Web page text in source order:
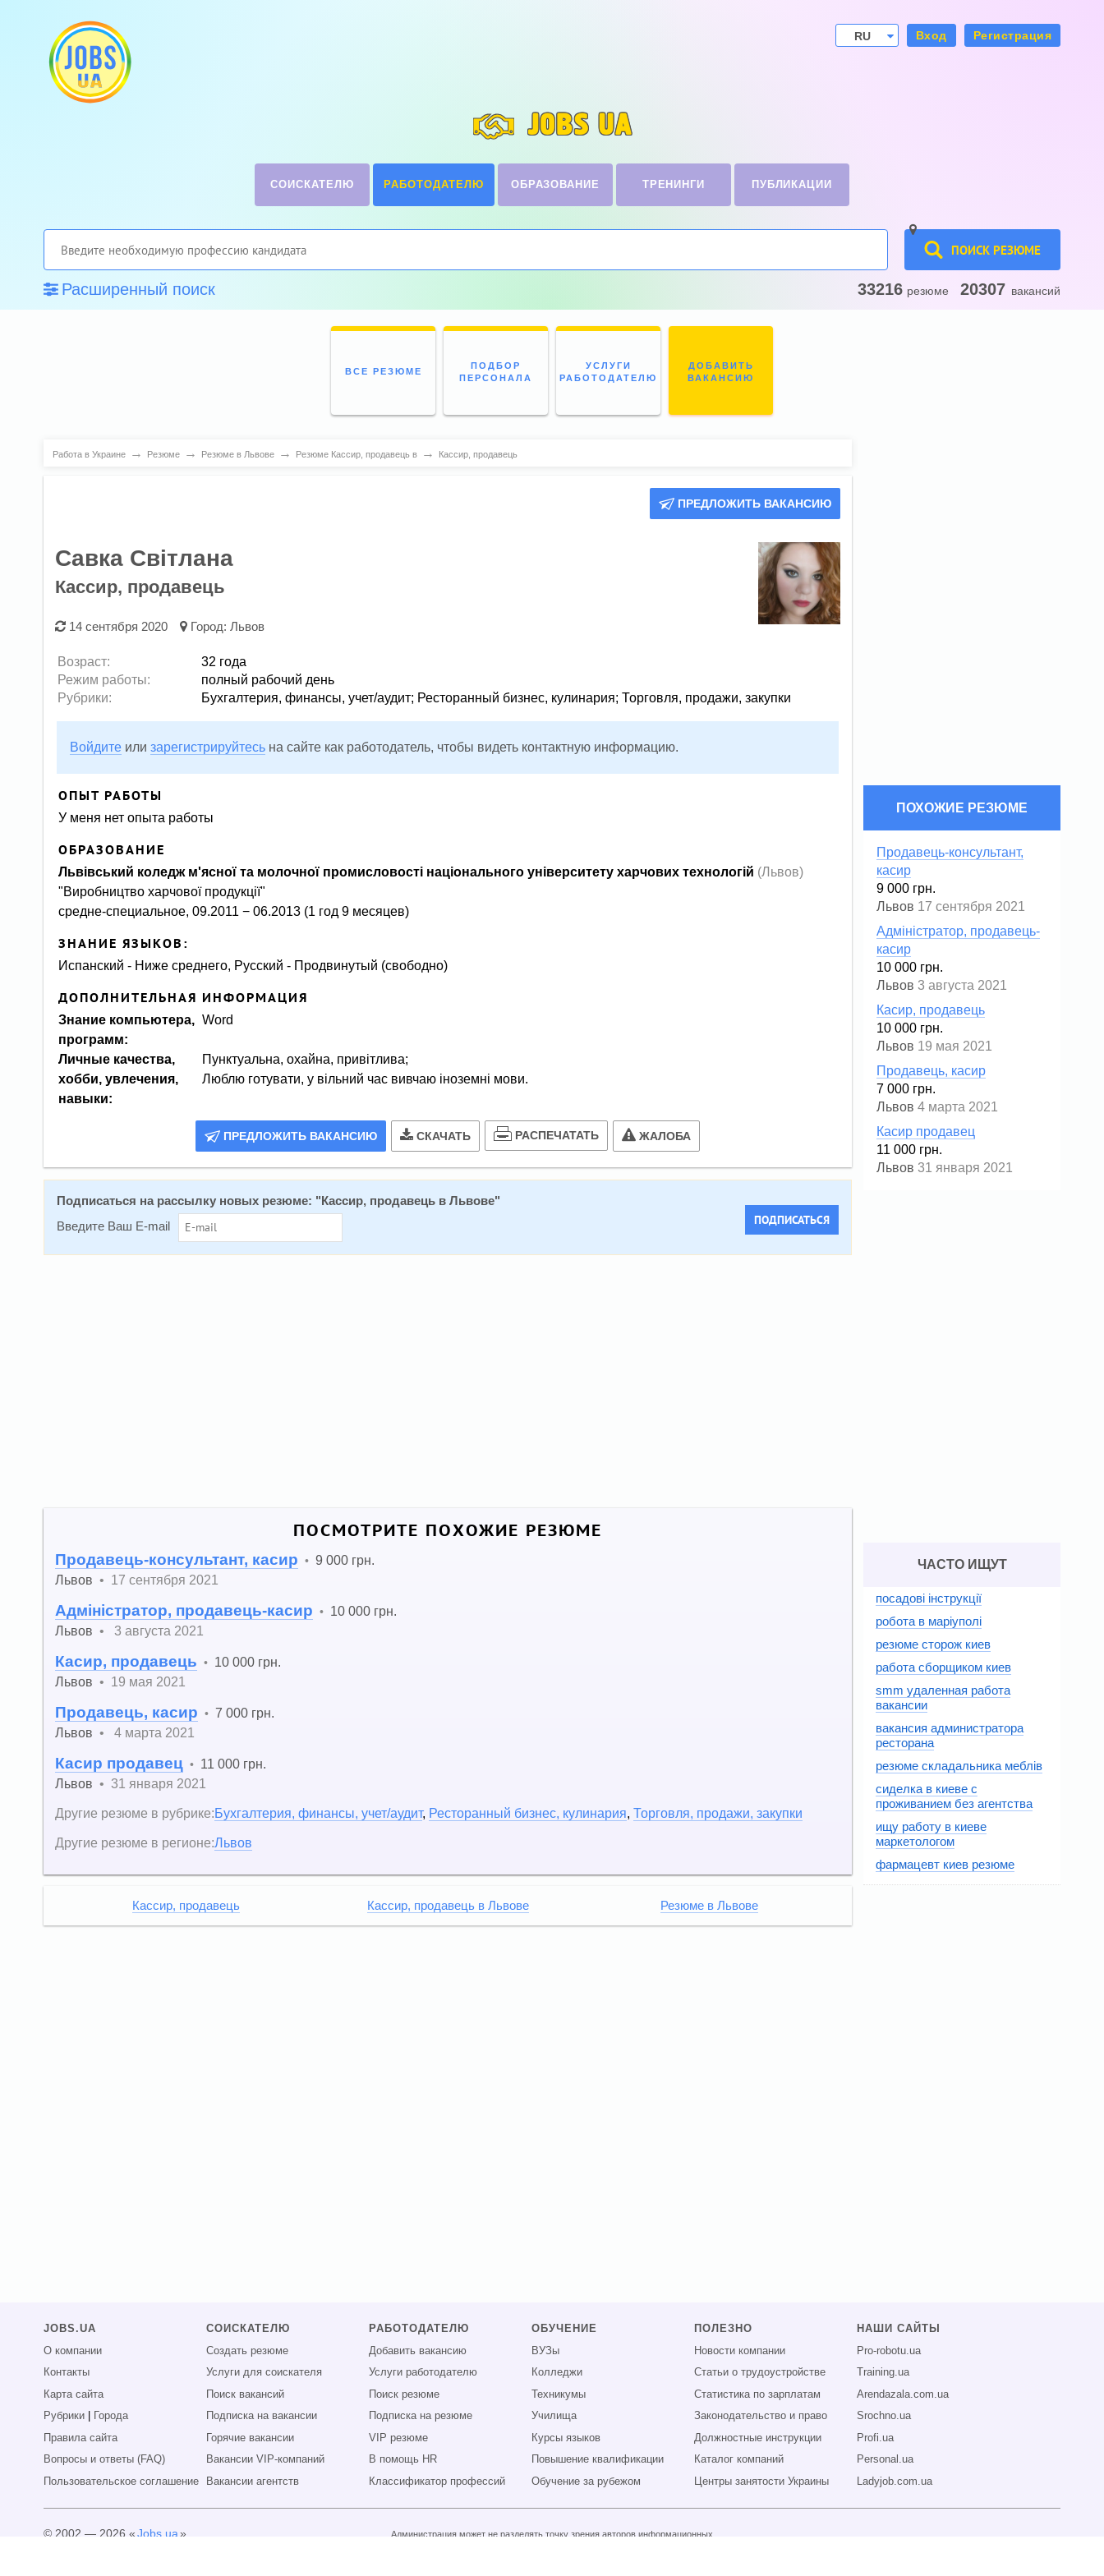
RU
Вход Регистрация
JOBS UA
СОИСКАТЕЛЮ РАБОТОДАТЕЛЮ ОБРАЗОВАНИЕ ТРЕНИНГИ ПУБЛИКАЦИИ
ПОИСК РЕЗЮМЕ
Расширенный поиск 33216 резюме 20307 вакансий
ВСЕ РЕЗЮМЕ
ПОДБОР
ПЕРСОНАЛА
УСЛУГИ
РАБОТОДАТЕЛЮ
ДОБАВИТЬ
ВАКАНСИЮ
Работа в Украине → Резюме → Резюме в Львове → Резюме Кассир, продавець в → Кассир, продавець
ПРЕДЛОЖИТЬ ВАКАНСИЮ
Савка Світлана
Кассир, продавець
14 сентября 2020 Город:Львов
Возраст:
32 года
Режим работы:
полный рабочий день
Рубрики:
Бухгалтерия, финансы, учет/аудит; Ресторанный бизнес, кулинария; Торговля, продажи, закупки
Войдите или зарегистрируйтесь на сайте как работодатель, чтобы видеть контактную информацию.
ОПЫТ РАБОТЫ
У меня нет опыта работы
ОБРАЗОВАНИЕ
Львівський коледж м'ясної та молочної промисловості національного університету харчових технологій (Львов)
"Виробництво харчової продукції"
средне-специальное, 09.2011 − 06.2013 (1 год 9 месяцев)
ЗНАНИЕ ЯЗЫКОВ:
Испанский - Ниже среднего, Русский - Продвинутый (свободно)
ДОПОЛНИТЕЛЬНАЯ ИНФОРМАЦИЯ
Знание компьютера,
программ:
Word
Личные качества,
хобби, увлечения,
навыки:
Пунктуальна, охайна, привітлива;
Люблю готувати, у вільний час вивчаю іноземні мови.
ПРЕДЛОЖИТЬ ВАКАНСИЮ СКАЧАТЬ РАСПЕЧАТАТЬ ЖАЛОБА
Подписаться на рассылку новых резюме: "Кассир, продавець в Львове"
Введите Ваш E-mail
ПОДПИСАТЬСЯ
ПОСМОТРИТЕ ПОХОЖИЕ РЕЗЮМЕ
Продавець-консультант, касир • 9 000 грн.
Львов • 17 сентября 2021
Адміністратор, продавець-касир • 10 000 грн.
Львов • 3 августа 2021
Касир, продавець • 10 000 грн.
Львов • 19 мая 2021
Продавець, касир • 7 000 грн.
Львов • 4 марта 2021
Касир продавец • 11 000 грн.
Львов • 31 января 2021
Другие резюме в рубрике:Бухгалтерия, финансы, учет/аудит, Ресторанный бизнес, кулинария Торговля, продажи, закупки
Другие резюме в регионе:Львов
Кассир, продавець Кассир, продавець в Львове Резюме в Львове
ПОХОЖИЕ РЕЗЮМЕ
Продавець-консультант,
касир
9 000 грн.
Львов 17 сентября 2021
Адміністратор, продавець-
касир
10 000 грн.
Львов 3 августа 2021
Касир, продавець
10 000 грн.
Львов 19 мая 2021
Продавець, касир
7 000 грн.
Львов 4 марта 2021
Касир продавец
11 000 грн.
Львов 31 января 2021
ЧАСТО ИЩУТ
посадові інструкції
робота в маріуполі
резюме сторож киев
работа сборщиком киев
smm удаленная работа
вакансии
вакансия администратора
ресторана
резюме складальника меблів
сиделка в киеве с
проживанием без агентства
ищу работу в киеве
маркетологом
фармацевт киев резюме
JOBS.UA
О компании
Контакты
Карта сайта
Рубрики
Города
Правила сайта
Вопросы и ответы (FAQ)
Пользовательское соглашение
СОИСКАТЕЛЮ
Создать резюме
Услуги для соискателя
Поиск вакансий
Подписка на вакансии
Горячие вакансии
Вакансии VIP-компаний
Вакансии агентств
РАБОТОДАТЕЛЮ
Добавить вакансию
Услуги работодателю
Поиск резюме
Подписка на резюме
VIP резюме
В помощь HR
Классификатор профессий
ОБУЧЕНИЕ
ВУЗы
Колледжи
Техникумы
Училища
Курсы языков
Повышение квалификации
Обучение за рубежом
ПОЛЕЗНО
Новости компании
Статьи о трудоустройстве
Статистика по зарплатам
Законодательство и право
Должностные инструкции
Каталог компаний
Центры занятости Украины
НАШИ САЙТЫ
Pro-robotu.ua
Training.ua
Arendazala.com.ua
Srochno.ua
Profi.ua
Personal.ua
Ladyjob.com.ua
© 2002 — 2026 «Jobs.ua»
Администрация может не разделять точку зрения авторов информационных